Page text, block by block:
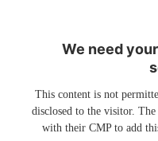
We need
This content is not
disclosed to the visitor. The
with their CMP to add